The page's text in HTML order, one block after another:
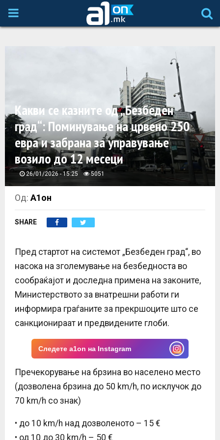
P
A
R
Y
M
E
N
U
Какви се казните од „Безбеден
град“: Поминување на црвено 250
евра и забрана за управување
возило до 12 месеци
26/01/2026 - 15:25 5051
Од:А1он
SHARE
Пред стартот на системот „Безбеден град“, во
насока на зголемување на безбедноста во
сообраќајот и доследна примена на законите,
Министерството за внатрешни работи ги
информира граѓаните за прекршоците што се
санкционираат и предвидените глоби.
Следете a1on на Instagram
Пречекорување на брзина во населено место
(дозволена брзина до 50 km/h, по исклучок до
70 km/h со знак)
• до 10 km/h над дозволеното – 15 €
• од 10 до 30 km/h – 50 €